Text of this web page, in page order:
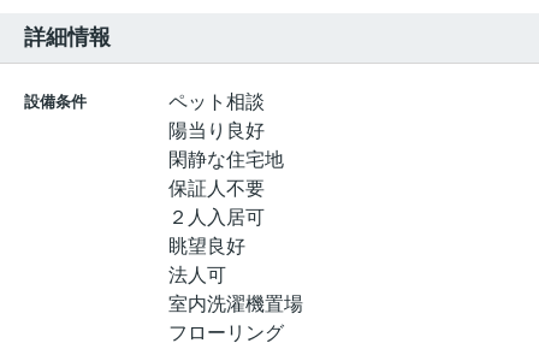
詳細情報
設備条件
ペット相談
陽当り良好
閑静な住宅地
保証人不要
２人入居可
眺望良好
法人可
室内洗濯機置場
フローリング